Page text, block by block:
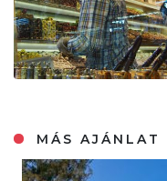
MÁS AJÁNLAT